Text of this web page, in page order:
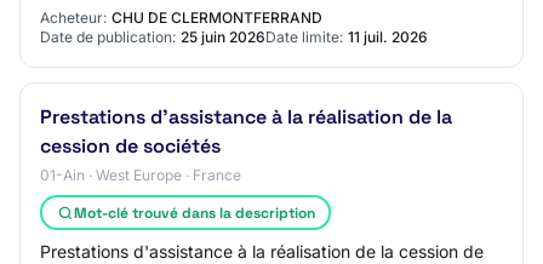
Acheteur: CHU DE CLERMONTFERRAND
Date de publication: 25 juin 2026Date limite: 11 juil. 2026
Prestations d'assistance à la réalisation de la
cession de sociétés
01-Ain · West Europe · France
Mot-clé trouvé dans la description
Prestations d'assistance à la réalisation de la cession de